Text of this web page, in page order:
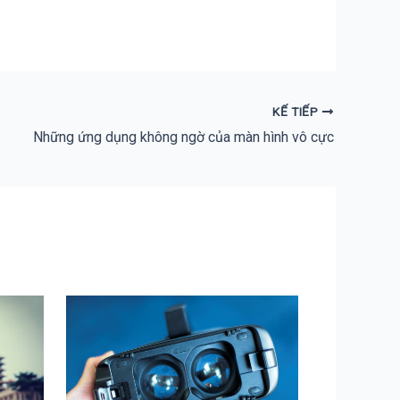
KẾ TIẾP
Những ứng dụng không ngờ của màn hình vô cực